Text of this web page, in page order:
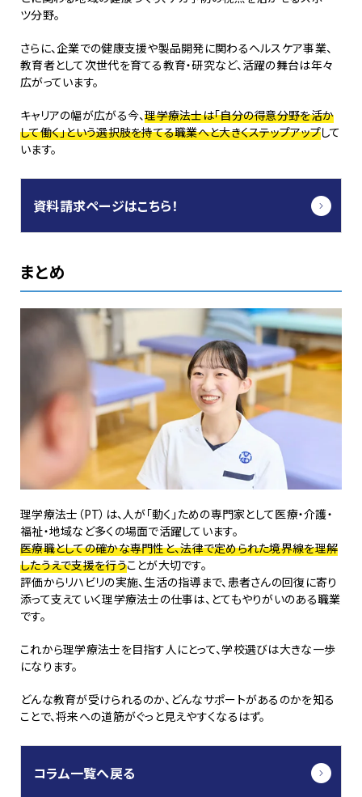
ツ分野。
さらに、企業での健康支援や製品開発に関わるヘルスケア事業、
教育者として次世代を育てる教育・研究など、活躍の舞台は年々
広がっています。
キャリアの幅が広がる今、理学療法士は「自分の得意分野を活か
して働く」という選択肢を持てる職業へと大きくステップアップして
います。
資料請求ページはこちら！
まとめ
理学療法士（PT）は、人が「動く」ための専門家として医療・介護・
福祉・地域など多くの場面で活躍しています。
医療職としての確かな専門性と、法律で定められた境界線を理解
したうえで支援を行うことが大切です。
評価からリハビリの実施、生活の指導まで、患者さんの回復に寄り
添って支えていく理学療法士の仕事は、とてもやりがいのある職業
です。
これから理学療法士を目指す人にとって、学校選びは大きな一歩
になります。
どんな教育が受けられるのか、どんなサポートがあるのかを知る
ことで、将来への道筋がぐっと見えやすくなるはず。
コラム一覧へ戻る